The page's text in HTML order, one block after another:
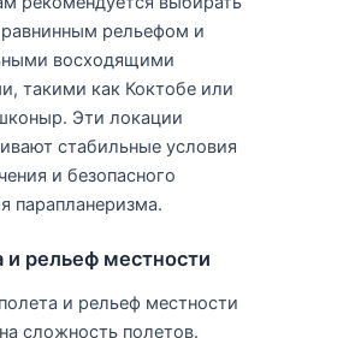
рельефом и
восходящими
такими как Коктобе или
Эти локации
стабильные условия
и безопасного
парапланеризма.
и рельеф местности
и рельеф местности
сложность полетов.